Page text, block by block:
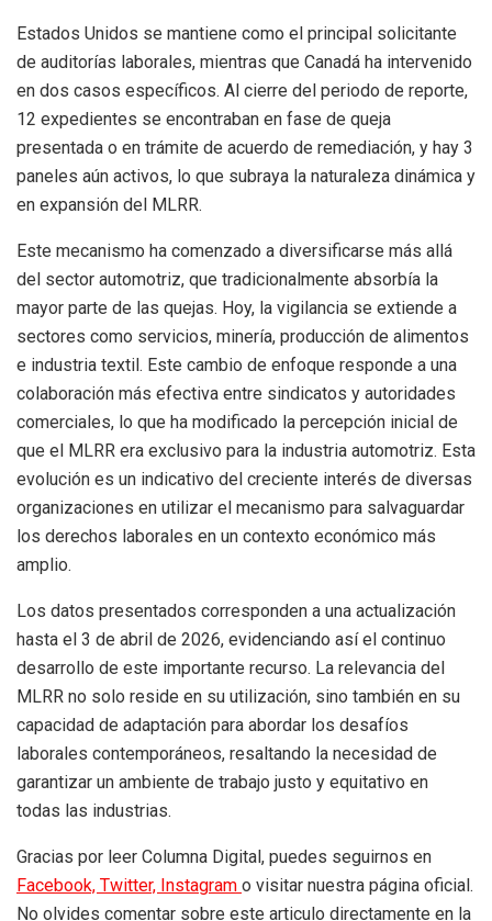
Estados Unidos se mantiene como el principal solicitante
de auditorías laborales, mientras que Canadá ha intervenido
en dos casos específicos. Al cierre del periodo de reporte,
12 expedientes se encontraban en fase de queja
presentada o en trámite de acuerdo de remediación, y hay 3
paneles aún activos, lo que subraya la naturaleza dinámica y
en expansión del MLRR.
Este mecanismo ha comenzado a diversificarse más allá
del sector automotriz, que tradicionalmente absorbía la
mayor parte de las quejas. Hoy, la vigilancia se extiende a
sectores como servicios, minería, producción de alimentos
e industria textil. Este cambio de enfoque responde a una
colaboración más efectiva entre sindicatos y autoridades
comerciales, lo que ha modificado la percepción inicial de
que el MLRR era exclusivo para la industria automotriz. Esta
evolución es un indicativo del creciente interés de diversas
organizaciones en utilizar el mecanismo para salvaguardar
los derechos laborales en un contexto económico más
amplio.
Los datos presentados corresponden a una actualización
hasta el 3 de abril de 2026, evidenciando así el continuo
desarrollo de este importante recurso. La relevancia del
MLRR no solo reside en su utilización, sino también en su
capacidad de adaptación para abordar los desafíos
laborales contemporáneos, resaltando la necesidad de
garantizar un ambiente de trabajo justo y equitativo en
todas las industrias.
Gracias por leer Columna Digital, puedes seguirnos en
Facebook, Twitter, Instagram o visitar nuestra página oficial.
No olvides comentar sobre este articulo directamente en la